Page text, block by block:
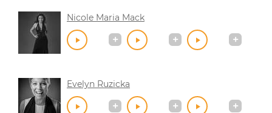
Nicole Maria Mack
Evelyn Ruzicka